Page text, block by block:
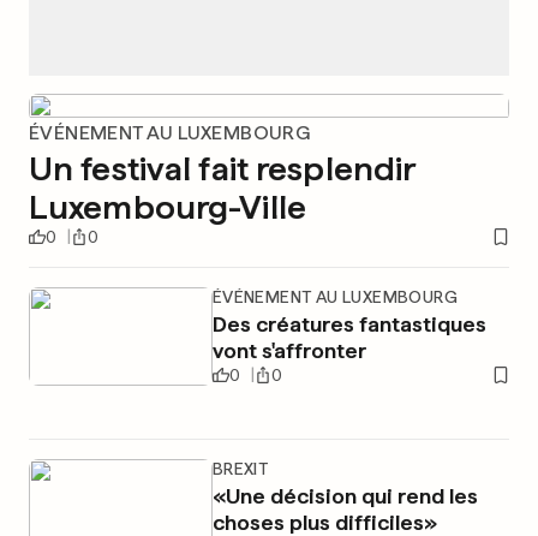
ÉVÉNEMENT AU LUXEMBOURG
Un festival fait resplendir
Luxembourg-Ville
0 0
ÉVÉNEMENT AU LUXEMBOURG
Des créatures fantastiques
vont s'affronter
0 0
BREXIT
«Une décision qui rend les
choses plus difficiles»